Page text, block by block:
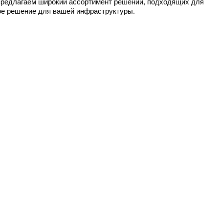
широкий ассортимент решений, подходящих для
решение для вашей инфраструктуры.